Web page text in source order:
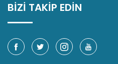
BİZİ TAKİP EDİN